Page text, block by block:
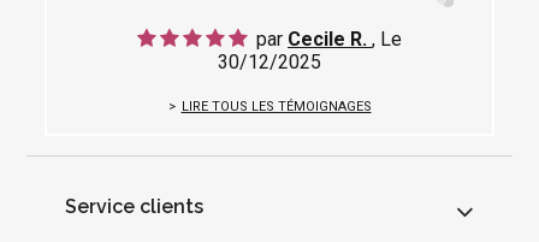
par Cecile R. , Le
30/12/2025
LIRE TOUS LES TÉMOIGNAGES
Service clients